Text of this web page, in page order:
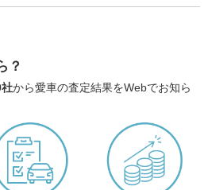
？
から愛車の査定結果をWebでお知ら